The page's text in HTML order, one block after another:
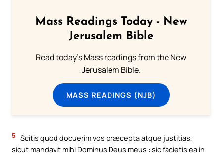
Mass Readings Today - New
Jerusalem Bible
Read today's Mass readings from the New
Jerusalem Bible.
MASS READINGS (NJB)
5 Scitis quod docuerim vos præcepta atque justitias,
sicut mandavit mihi Dominus Deus meus : sic facietis ea in